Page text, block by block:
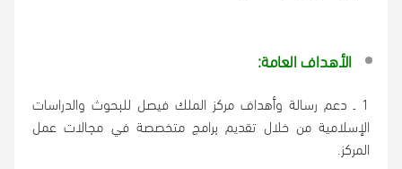
الأهداف العامة:
1 ـ دعم رسالة وأهداف مركز الملك فيصل للبحوث والدراسات
الإسلامية من خلال تقديم برامج متخصصة في مجالات عمل
المركز.